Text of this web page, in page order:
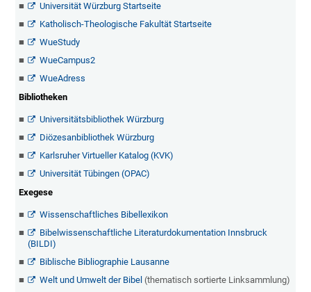
Universität Würzburg Startseite
Katholisch-Theologische Fakultät Startseite
WueStudy
WueCampus2
WueAdress
Bibliotheken
Universitätsbibliothek Würzburg
Diözesanbibliothek Würzburg
Karlsruher Virtueller Katalog (KVK)
Universität Tübingen (OPAC)
Exegese
Wissenschaftliches Bibellexikon
Bibelwissenschaftliche Literaturdokumentation Innsbruck
(BILDI)
Biblische Bibliographie Lausanne
Welt und Umwelt der Bibel (thematisch sortierte Linksammlung)